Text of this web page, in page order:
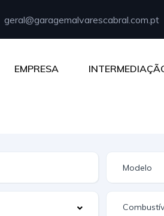
geral@garagemalvarescabral.com.pt
EMPRESA